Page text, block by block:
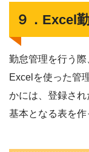
９．Excel
勤怠管理を行う
Excelを使った管
かには、登録され
基本となる表を作